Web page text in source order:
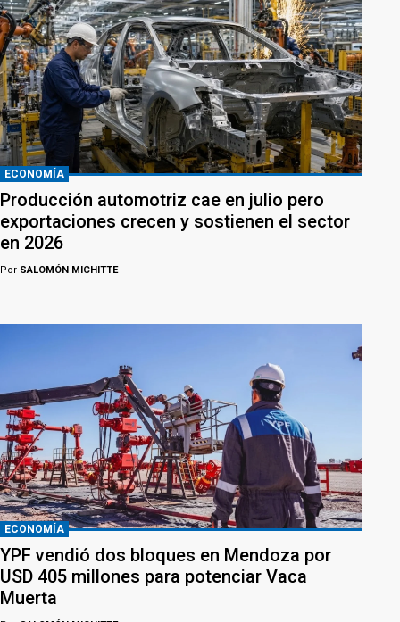
ECONOMÍA
Producción automotriz cae en julio pero
exportaciones crecen y sostienen el sector
en 2026
Por SALOMÓN MICHITTE
ECONOMÍA
YPF vendió dos bloques en Mendoza por
USD 405 millones para potenciar Vaca
Muerta